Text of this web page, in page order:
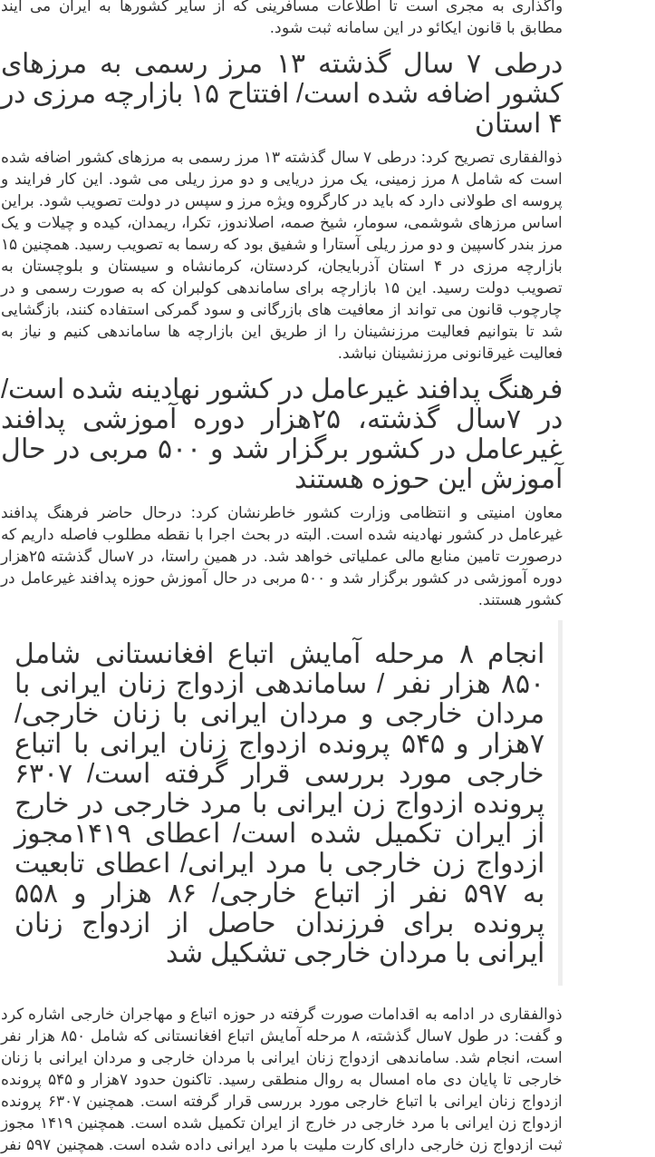
واگذاری به مجری است تا اطلاعات مسافرینی که از سایر کشورها به ایران می آیند
مطابق با قانون ایکائو در این سامانه ثبت شود.
درطی ۷ سال گذشته ۱۳ مرز رسمی به مرزهای
کشور اضافه شده است/ افتتاح ۱۵ بازارچه مرزی در
۴ استان
ذوالفقاری تصریح کرد: درطی ۷ سال گذشته ۱۳ مرز رسمی به مرزهای کشور اضافه شده
است که شامل ۸ مرز زمینی، یک مرز دریایی و دو مرز ریلی می شود. این کار فرایند و
پروسه ای طولانی دارد که باید در کارگروه ویژه مرز و سپس در دولت تصویب شود. براین
اساس مرزهای شوشمی، سومار، شیخ صمه، اصلاندوز، تکرا، ریمدان، کیده و چیلات و یک
مرز بندر کاسپین و دو مرز ریلی آستارا و شفیق بود که رسما به تصویب رسید. همچنین ۱۵
بازارچه مرزی در ۴ استان آذربایجان، کردستان، کرمانشاه و سیستان و بلوچستان به
تصویب دولت رسید. این ۱۵ بازارچه برای ساماندهی کولبران که به صورت رسمی و در
چارچوب قانون می تواند از معافیت های بازرگانی و سود گمرکی استفاده کنند، بازگشایی
شد تا بتوانیم فعالیت مرزنشینان را از طریق این بازارچه ها ساماندهی کنیم و نیاز به
فعالیت غیرقانونی مرزنشینان نباشد.
فرهنگ پدافند غیرعامل در کشور نهادینه شده است/
در ۷سال گذشته، ۲۵هزار دوره آموزشی پدافند
غیرعامل در کشور برگزار شد و ۵۰۰ مربی در حال
آموزش این حوزه هستند
معاون امنیتی و انتظامی وزارت کشور خاطرنشان کرد: درحال حاضر فرهنگ پدافند
غیرعامل در کشور نهادینه شده است. البته در بحث اجرا با نقطه مطلوب فاصله داریم که
درصورت تامین منابع مالی عملیاتی خواهد شد. در همین راستا، در ۷سال گذشته ۲۵هزار
دوره آموزشی در کشور برگزار شد و ۵۰۰ مربی در حال آموزش حوزه پدافند غیرعامل در
کشور هستند.
انجام ۸ مرحله آمایش اتباع افغانستانی شامل
۸۵۰ هزار نفر / ساماندهی ازدواج زنان ایرانی با
مردان خارجی و مردان ایرانی با زنان خارجی/
۷هزار و ۵۴۵ پرونده ازدواج زنان ایرانی با اتباع
خارجی مورد بررسی قرار گرفته است/ ۶۳۰۷
پرونده ازدواج زن ایرانی با مرد خارجی در خارج
از ایران تکمیل شده است/ اعطای ۱۴۱۹مجوز
ازدواج زن خارجی با مرد ایرانی/ اعطای تابعیت
به ۵۹۷ نفر از اتباع خارجی/ ۸۶ هزار و ۵۵۸
پرونده برای فرزندان حاصل از ازدواج زنان
ایرانی با مردان خارجی تشکیل شد
ذوالفقاری در ادامه به اقدامات صورت گرفته در حوزه اتباع و مهاجران خارجی اشاره کرد
و گفت: در طول ۷سال گذشته، ۸ مرحله آمایش اتباع افغانستانی که شامل ۸۵۰ هزار نفر
است، انجام شد. ساماندهی ازدواج زنان ایرانی با مردان خارجی و مردان ایرانی با زنان
خارجی تا پایان دی ماه امسال به روال منطقی رسید. تاکنون حدود ۷هزار و ۵۴۵ پرونده
ازدواج زنان ایرانی با اتباع خارجی مورد بررسی قرار گرفته است. همچنین ۶۳۰۷ پرونده
ازدواج زن ایرانی با مرد خارجی در خارج از ایران تکمیل شده است. همچنین ۱۴۱۹ مجوز
ثبت ازدواج زن خارجی دارای کارت ملیت با مرد ایرانی داده شده است. همچنین ۵۹۷ نفر